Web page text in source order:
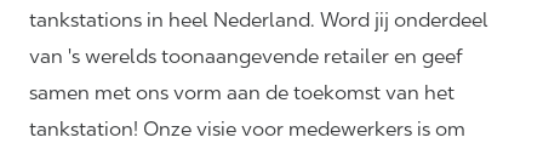
tankstations in heel Nederland. Word jij onderdeel
van 's werelds toonaangevende retailer en geef
samen met ons vorm aan de toekomst van het
tankstation! Onze visie voor medewerkers is om